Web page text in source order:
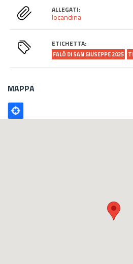
ALLEGATI:
locandina
ETICHETTA:
FALÒ DI SAN GIUSEPPE 2025
MAPPA
Poligono
GEO